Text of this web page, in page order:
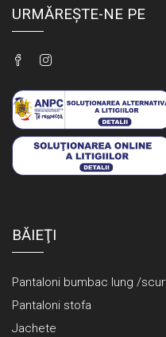
URMĂREȘTE-NE PE
BĂIEŢI
Pantaloni bumbac lung /
Pantaloni stofa
Jachete